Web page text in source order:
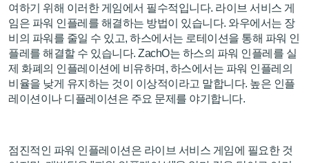
여하기 위해 이러한 게임에서 필수적입니다. 라이브 서비스 게
임은 파워 인플레를 해결하는 방법이 있습니다. 와우에서는 장
비의 파워를 줄일 수 있고, 하스에서는 로테이션을 통해 파워 인
플레를 해결할 수 있습니다. ZachO는 하스의 파워 인플레를 실
제 화폐의 인플레이션에 비유하며, 하스에서는 파워 인플레의
비율을 낮게 유지하는 것이 이상적이라고 말합니다. 높은 인플
레이션이나 디플레이션은 주요 문제를 야기합니다.
점진적인 파워 인플레이션은 라이브 서비스 게임에 필요한 것